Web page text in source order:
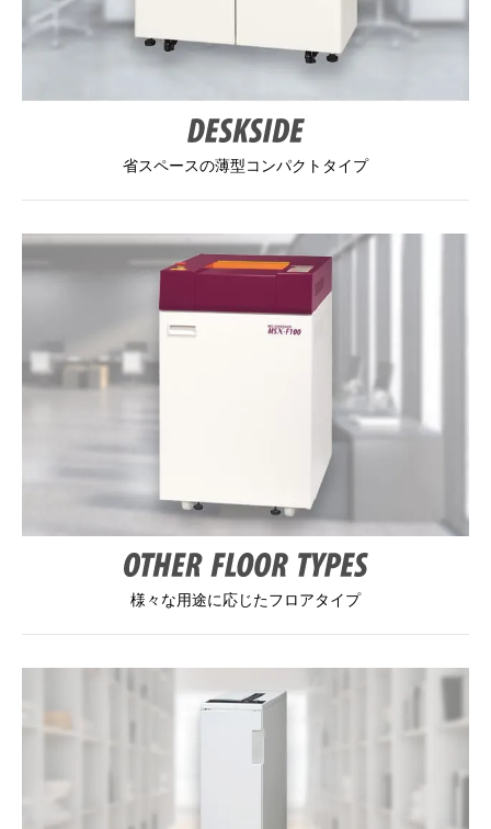
省スペースの薄型コンパクトタイプ
様々な用途に応じたフロアタイプ